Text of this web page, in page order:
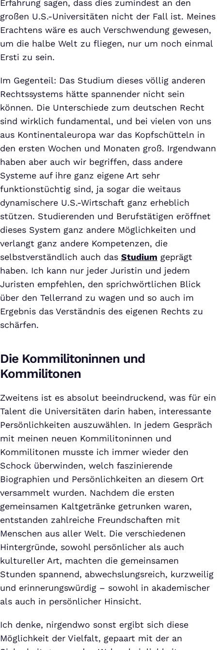
Erfahrung sagen, dass dies zumindest an den
großen U.S.-Universitäten nicht der Fall ist. Meines
Erachtens wäre es auch Verschwendung gewesen,
um die halbe Welt zu fliegen, nur um noch einmal
Ersti zu sein.
Im Gegenteil: Das Studium dieses völlig anderen
Rechtssystems hätte spannender nicht sein
können. Die Unterschiede zum deutschen Recht
sind wirklich fundamental, und bei vielen von uns
aus Kontinentaleuropa war das Kopfschütteln in
den ersten Wochen und Monaten groß. Irgendwann
haben aber auch wir begriffen, dass andere
Systeme auf ihre ganz eigene Art sehr
funktionstüchtig sind, ja sogar die weitaus
dynamischere U.S.-Wirtschaft ganz erheblich
stützen. Studierenden und Berufstätigen eröffnet
dieses System ganz andere Möglichkeiten und
verlangt ganz andere Kompetenzen, die
selbstverständlich auch das Studium geprägt
haben. Ich kann nur jeder Juristin und jedem
Juristen empfehlen, den sprichwörtlichen Blick
über den Tellerrand zu wagen und so auch im
Ergebnis das Verständnis des eigenen Rechts zu
schärfen.
Die Kommilitoninnen und
Kommilitonen
Zweitens ist es absolut beeindruckend, was für ein
Talent die Universitäten darin haben, interessante
Persönlichkeiten auszuwählen. In jedem Gespräch
mit meinen neuen Kommilitoninnen und
Kommilitonen musste ich immer wieder den
Schock überwinden, welch faszinierende
Biographien und Persönlichkeiten an diesem Ort
versammelt wurden. Nachdem die ersten
gemeinsamen Kaltgetränke getrunken waren,
entstanden zahlreiche Freundschaften mit
Menschen aus aller Welt. Die verschiedenen
Hintergründe, sowohl persönlicher als auch
kultureller Art, machten die gemeinsamen
Stunden spannend, abwechslungsreich, kurzweilig
und erinnerungswürdig – sowohl in akademischer
als auch in persönlicher Hinsicht.
Ich denke, nirgendwo sonst ergibt sich diese
Möglichkeit der Vielfalt, gepaart mit der an